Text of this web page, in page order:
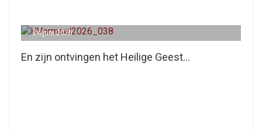
En zijn ontvingen het Heilige Geest…
24 juni 2026